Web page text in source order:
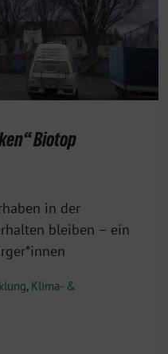
Biotop
in der
bleiben – ein
, Klima- &